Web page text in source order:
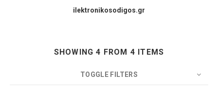
ilektronikosodigos.gr
SHOWING 4 FROM 4 ITEMS
TOGGLE FILTERS